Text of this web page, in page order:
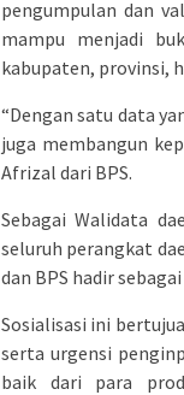
pengumpulan dan
mampu menjadi
kabupaten, provinsi,
“Dengan satu data
juga membangun
Afrizal dari BPS.
Sebagai Walidata
seluruh perangkat
dan BPS hadir
Sosialisasi ini
serta urgensi
baik dari para